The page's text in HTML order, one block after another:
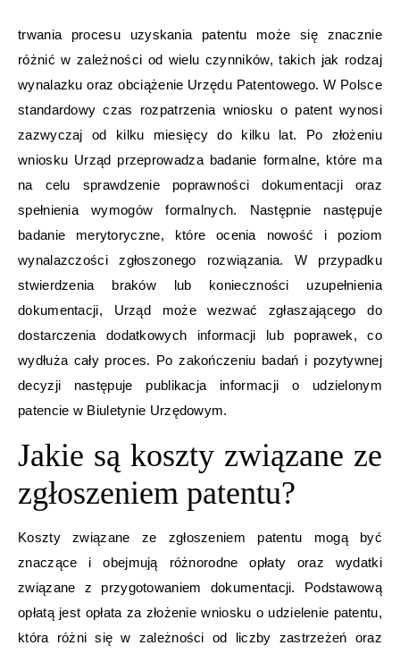
trwania procesu uzyskania patentu może się znacznie
różnić w zależności od wielu czynników, takich jak rodzaj
wynalazku oraz obciążenie Urzędu Patentowego. W Polsce
standardowy czas rozpatrzenia wniosku o patent wynosi
zazwyczaj od kilku miesięcy do kilku lat. Po złożeniu
wniosku Urząd przeprowadza badanie formalne, które ma
na celu sprawdzenie poprawności dokumentacji oraz
spełnienia wymogów formalnych. Następnie następuje
badanie merytoryczne, które ocenia nowość i poziom
wynalazczości zgłoszonego rozwiązania. W przypadku
stwierdzenia braków lub konieczności uzupełnienia
dokumentacji, Urząd może wezwać zgłaszającego do
dostarczenia dodatkowych informacji lub poprawek, co
wydłuża cały proces. Po zakończeniu badań i pozytywnej
decyzji następuje publikacja informacji o udzielonym
patencie w Biuletynie Urzędowym.
Jakie są koszty związane ze
zgłoszeniem patentu?
Koszty związane ze zgłoszeniem patentu mogą być
znaczące i obejmują różnorodne opłaty oraz wydatki
związane z przygotowaniem dokumentacji. Podstawową
opłatą jest opłata za złożenie wniosku o udzielenie patentu,
która różni się w zależności od liczby zastrzeżeń oraz